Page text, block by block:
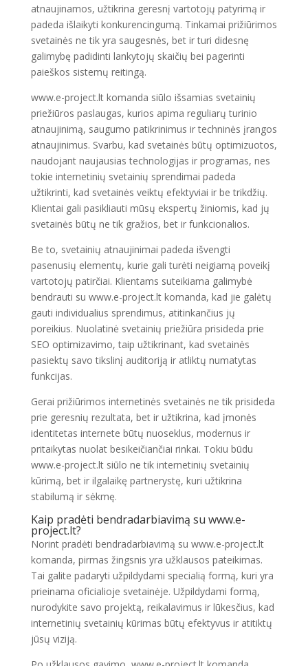
atnaujinamos, užtikrina geresnį vartotojų patyrimą ir
padeda išlaikyti konkurencingumą. Tinkamai prižiūrimos
svetainės ne tik yra saugesnės, bet ir turi didesnę
galimybę padidinti lankytojų skaičių bei pagerinti
paieškos sistemų reitingą.
www.e-project.lt komanda siūlo išsamias svetainių
priežiūros paslaugas, kurios apima reguliarų turinio
atnaujinimą, saugumo patikrinimus ir techninės įrangos
atnaujinimus. Svarbu, kad svetainės būtų optimizuotos,
naudojant naujausias technologijas ir programas, nes
tokie internetinių svetainių sprendimai padeda
užtikrinti, kad svetainės veiktų efektyviai ir be trikdžių.
Klientai gali pasikliauti mūsų ekspertų žiniomis, kad jų
svetainės būtų ne tik gražios, bet ir funkcionalios.
Be to, svetainių atnaujinimai padeda išvengti
pasenusių elementų, kurie gali turėti neigiamą poveikį
vartotojų patirčiai. Klientams suteikiama galimybė
bendrauti su www.e-project.lt komanda, kad jie galėtų
gauti individualius sprendimus, atitinkančius jų
poreikius. Nuolatinė svetainių priežiūra prisideda prie
SEO optimizavimo, taip užtikrinant, kad svetainės
pasiektų savo tikslinį auditoriją ir atliktų numatytas
funkcijas.
Gerai prižiūrimos internetinės svetainės ne tik prisideda
prie geresnių rezultata, bet ir užtikrina, kad įmonės
identitetas internete būtų nuoseklus, modernus ir
pritaikytas nuolat besikeičiančiai rinkai. Tokiu būdu
www.e-project.lt siūlo ne tik internetinių svetainių
kūrimą, bet ir ilgalaikę partnerystę, kuri užtikrina
stabilumą ir sėkmę.
Kaip pradėti bendradarbiavimą su www.e-
project.lt?
Norint pradėti bendradarbiavimą su www.e-project.lt
komanda, pirmas žingsnis yra užklausos pateikimas.
Tai galite padaryti užpildydami specialią formą, kuri yra
prieinama oficialioje svetainėje. Užpildydami formą,
nurodykite savo projektą, reikalavimus ir lūkesčius, kad
internetinių svetainių kūrimas būtų efektyvus ir atitiktų
jūsų viziją.